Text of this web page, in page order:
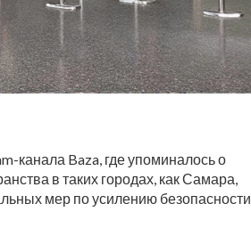
канала Baza, где упоминалось о
в таких городах, как Самара,
мер по усилению безопасности